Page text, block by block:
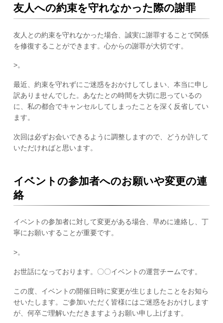
友人への約束を守れなかった際の謝罪
友人との約束を守れなかった場合、誠実に謝罪することで関係
を修復することができます。心からの謝罪が大切です。
>。
最近、約束を守れずにご迷惑をおかけしてしまい、本当に申し
訳ありませんでした。あなたとの時間を大切に思っているの
に、私の都合でキャンセルしてしまったことを深く反省してい
ます。
次回は必ずお会いできるように調整しますので、どうか許して
いただければと思います。
イベントの参加者へのお願いや変更の連
絡
イベントの参加者に対して変更がある場合、早めに連絡し、丁
寧にお願いすることが重要です。
>。
お世話になっております。〇〇イベントの運営チームです。
この度、イベントの開催日時に変更が生じましたことをお知ら
せいたします。ご参加いただく皆様にはご迷惑をおかけします
が、何卒ご理解いただきますようお願い申し上げます。